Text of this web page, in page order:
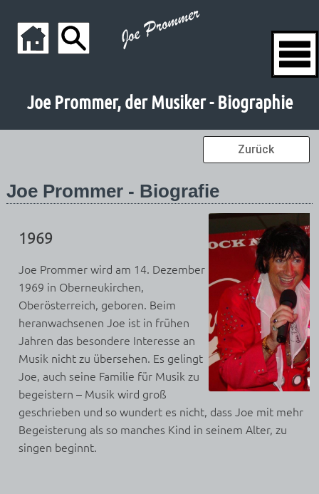
Joe Prommer, der Musiker - Biographie
Zurück
Joe Prommer - Biografie
1969
Joe Prommer wird am 14. Dezember
1969 in Oberneukirchen,
Oberösterreich, geboren. Beim
heranwachsenen Joe ist in frühen
Jahren das besondere Interesse an
Musik nicht zu übersehen. Es gelingt
Joe, auch seine Familie für Musik zu
begeistern – Musik wird groß
geschrieben und so wundert es nicht, dass Joe mit mehr
Begeisterung als so manches Kind in seinem Alter, zu
singen beginnt.